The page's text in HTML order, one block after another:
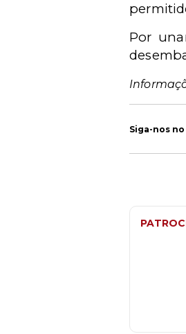
Por
Siga-nos no